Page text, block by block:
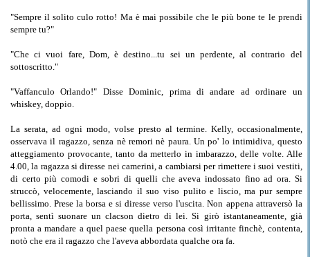
"Sempre il solito culo rotto! Ma è mai possibile che le più bone te le prendi
sempre tu?"
"Che ci vuoi fare, Dom, è destino...tu sei un perdente, al contrario del
sottoscritto."
"Vaffanculo Orlando!" Disse Dominic, prima di andare ad ordinare un
whiskey, doppio.
La serata, ad ogni modo, volse presto al termine. Kelly, occasionalmente,
osservava il ragazzo, senza nè remori nè paura. Un po' lo intimidiva, questo
atteggiamento provocante, tanto da metterlo in imbarazzo, delle volte. Alle
4.00, la ragazza si diresse nei camerini, a cambiarsi per rimettere i suoi vestiti,
di certo più comodi e sobri di quelli che aveva indossato fino ad ora. Si
struccò, velocemente, lasciando il suo viso pulito e liscio, ma pur sempre
bellissimo. Prese la borsa e si diresse verso l'uscita. Non appena attraversò la
porta, sentì suonare un clacson dietro di lei. Si girò istantaneamente, già
pronta a mandare a quel paese quella persona così irritante finchè, contenta,
notò che era il ragazzo che l'aveva abbordata qualche ora fa.